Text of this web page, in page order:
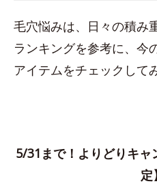
毛穴悩みは、日々の積み
ランキングを参考に、今
アイテムをチェックして
5/31まで！よりどりキ
定